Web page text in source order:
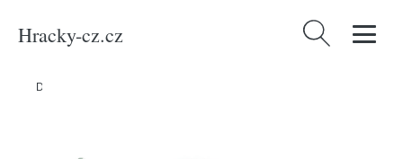
Hracky-cz.cz Vyhledávání
Domů